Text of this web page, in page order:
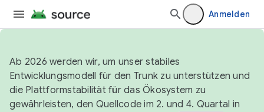
Anmelden
Ab 2026 werden wir, um unser stabiles
Entwicklungsmodell für den Trunk zu unterstützen und
die Plattformstabilität für das Ökosystem zu
gewährleisten, den Quellcode im 2. und 4. Quartal in